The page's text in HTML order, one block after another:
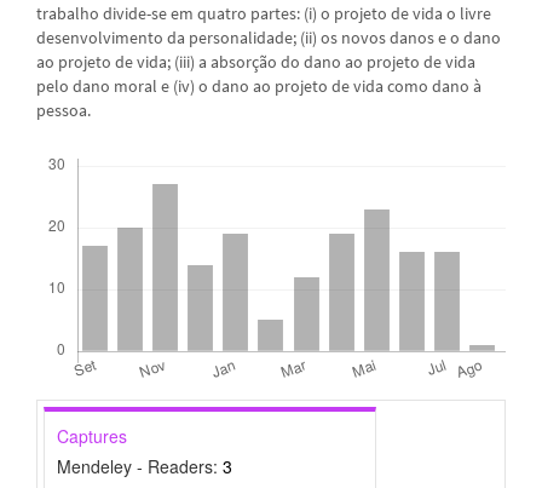
trabalho divide-se em quatro partes: (i) o projeto de vida o livre
desenvolvimento da personalidade; (ii) os novos danos e o dano
ao projeto de vida; (iii) a absorção do dano ao projeto de vida
pelo dano moral e (iv) o dano ao projeto de vida como dano à
pessoa.
Captures
Mendeley - Readers: 3